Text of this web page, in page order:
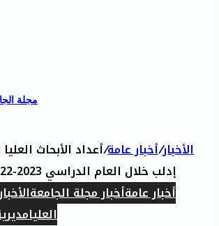
مجلة
الأخبار/أخبار عامة/أعداد الأبحاث
إدلب خلال العام الدراسي 2023-2022. #جامعة_إدلب
أخبار عامةأخبار مجلة الجامعة
العليا